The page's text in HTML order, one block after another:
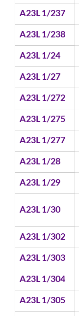
A23L 1/237
A23L 1/238
A23L 1/24
A23L 1/27
A23L 1/272
A23L 1/275
A23L 1/277
A23L 1/28
A23L 1/29
A23L 1/30
A23L 1/302
A23L 1/303
A23L 1/304
A23L 1/305